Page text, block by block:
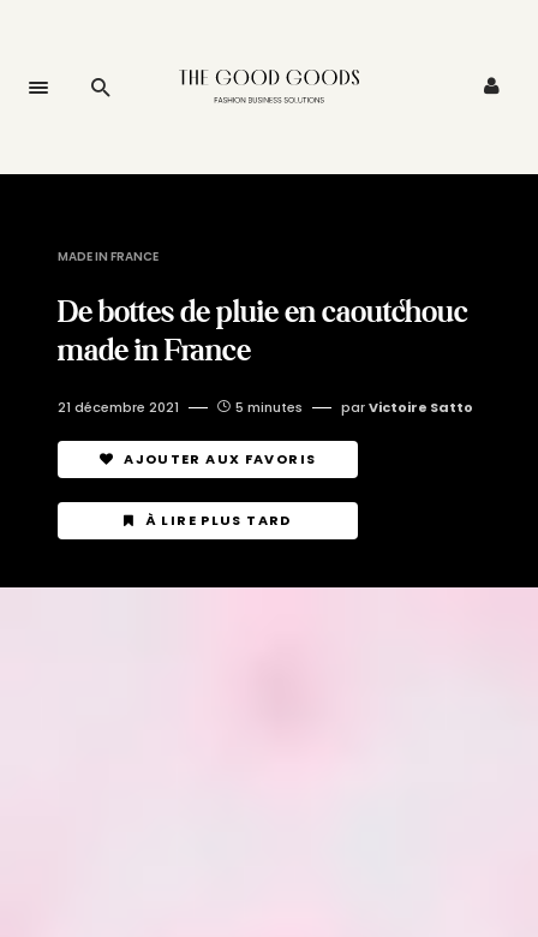
MADE IN FRANCE
De bottes de pluie en caoutchouc
made in France
21 décembre 2021 5 minutes parVictoire Satto
AJOUTER AUX FAVORIS
À LIRE PLUS TARD